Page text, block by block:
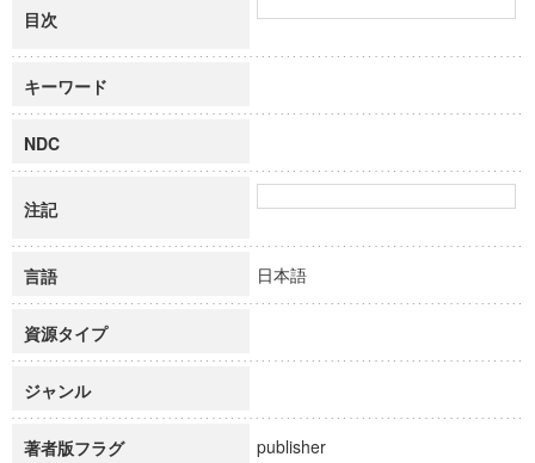
目次
キーワード
NDC
注記
言語 日本語
資源タイプ
ジャンル
著者版フラグ publisher